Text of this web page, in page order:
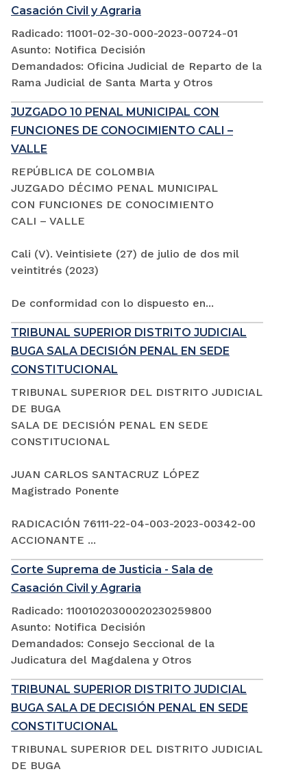
Casación Civil y Agraria
Radicado: 11001-02-30-000-2023-00724-01
Asunto: Notifica Decisión
Demandados: Oficina Judicial de Reparto de la
Rama Judicial de Santa Marta y Otros
JUZGADO 10 PENAL MUNICIPAL CON
FUNCIONES DE CONOCIMIENTO CALI –
VALLE
REPÚBLICA DE COLOMBIA
JUZGADO DÉCIMO PENAL MUNICIPAL
CON FUNCIONES DE CONOCIMIENTO
CALI – VALLE
Cali (V). Veintisiete (27) de julio de dos mil
veintitrés (2023)
De conformidad con lo dispuesto en...
TRIBUNAL SUPERIOR DISTRITO JUDICIAL
BUGA SALA DECISIÓN PENAL EN SEDE
CONSTITUCIONAL
TRIBUNAL SUPERIOR DEL DISTRITO JUDICIAL
DE BUGA
SALA DE DECISIÓN PENAL EN SEDE
CONSTITUCIONAL
JUAN CARLOS SANTACRUZ LÓPEZ
Magistrado Ponente
RADICACIÓN 76111-22-04-003-2023-00342-00
ACCIONANTE ...
Corte Suprema de Justicia - Sala de
Casación Civil y Agraria
Radicado: 11001020300020230259800
Asunto: Notifica Decisión
Demandados: Consejo Seccional de la
Judicatura del Magdalena y Otros
TRIBUNAL SUPERIOR DISTRITO JUDICIAL
BUGA SALA DE DECISIÓN PENAL EN SEDE
CONSTITUCIONAL
TRIBUNAL SUPERIOR DEL DISTRITO JUDICIAL
DE BUGA